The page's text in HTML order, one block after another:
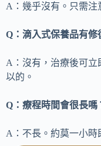
A：幾乎沒有。只需注
Q：滴入式保養品有修
A：沒有，治療後可
以的。
Q：療程時間會很長嗎
A：不長。約莫一小時